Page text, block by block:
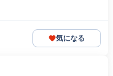
気になる